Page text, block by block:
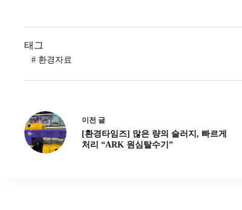
태그
#환경자료
이전 글
[환경타임즈] 많은 량의 슬러지, 빠르게
처리 “ARK 원심탈수기”